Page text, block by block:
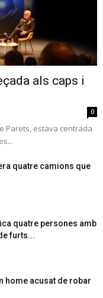
als caps i
0
Parets, estava centrada
quatre camions que
quatre persones amb
furts...
home acusat de robar